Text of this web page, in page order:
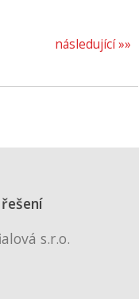
následující »»
s.r.o.